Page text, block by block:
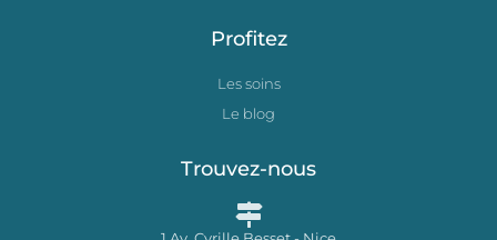
Profitez
Les soins
Le blog
Trouvez-nous